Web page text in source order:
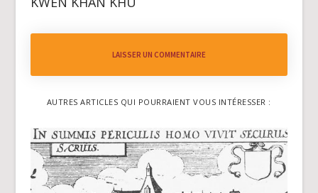
LAISSER UN COMMENTAIRE
AUTRES ARTICLES QUI POURRAIENT VOUS INTÉRESSER :